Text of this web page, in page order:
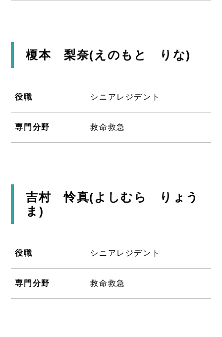
榎本 梨奈(えのもと りな)
役職 シニアレジデント
専門分野 救命救急
吉村 怜真(よしむら りょう
ま)
役職 シニアレジデント
専門分野 救命救急